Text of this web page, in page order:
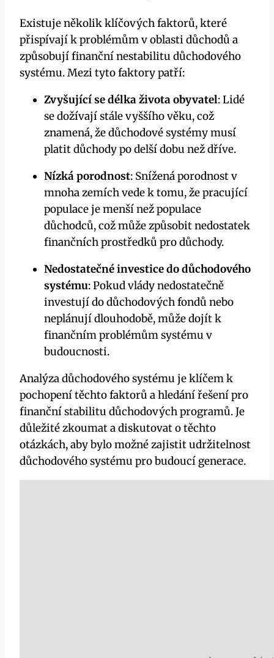
Existuje několik klíčových faktorů, které
přispívají k problémům v oblasti důchodů a
způsobují finanční nestabilitu důchodového
systému. Mezi tyto faktory patří:
Zvyšující se délka života obyvatel: Lidé
se dožívají stále vyššího věku, což
znamená, že důchodové systémy musí
platit důchody po delší dobu než dříve.
Nízká porodnost: Snížená porodnost v
mnoha zemích vede k tomu, že pracující
populace je menší než populace
důchodců, což může způsobit nedostatek
finančních prostředků pro důchody.
Nedostatečné investice do důchodového
systému: Pokud vlády nedostatečně
investují do důchodových fondů nebo
neplánují dlouhodobě, může dojít k
finančním problémům systému v
budoucnosti.
Analýza důchodového systému je klíčem k
pochopení těchto faktorů a hledání řešení pro
finanční stabilitu důchodových programů. Je
důležité zkoumat a diskutovat o těchto
otázkách, aby bylo možné zajistit udržitelnost
důchodového systému pro budoucí generace.